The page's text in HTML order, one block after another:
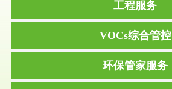
工程服务
VOCs综合管控
环保管家服务